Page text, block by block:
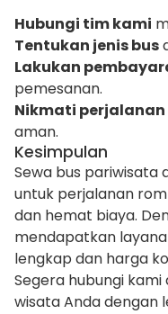
Hubungi tim kami
Tentukan jenis bus
Lakukan
pemesanan.
Nikmati perjalanan
aman.
Kesimpulan
Sewa bus pariwisata
untuk perjalanan
dan hemat biaya.
mendapatkan
lengkap dan harga
Segera hubungi
wisata Anda dengan